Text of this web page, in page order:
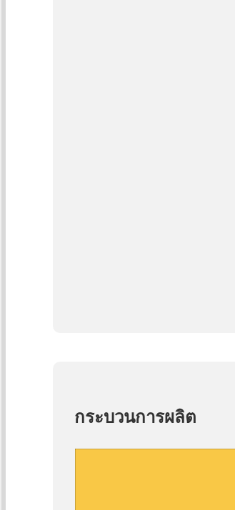
กระบวนการผลิต